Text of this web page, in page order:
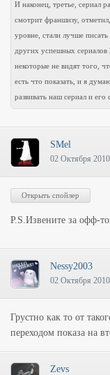
И наконец, третье, сериал
смотрит франшизу,
уровне, стали лучше
других успешных сериалов
некоторые не видят того,
есть что показать, и я
развивать наш сериал и его
SMel
02 Октября
P.S.Извените за офф-
Nessy2003
02 Октября
Грустно как то от
переходом показа на
Zevs